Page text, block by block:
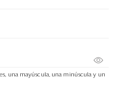
una mayúscula, una minúscula y un